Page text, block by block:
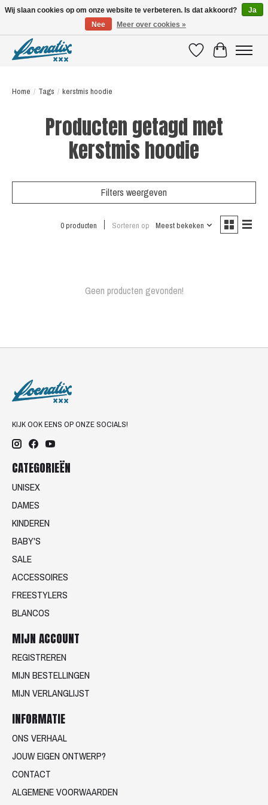
VerlanglijstWinkelwagen
Home / Tags / kerstmis hoodie
Producten getagd met
kerstmis hoodie
Filters weergeven
0 producten Sorteren op Meest bekeken
Geen producten gevonden!
KIJK OOK EENS OP ONZE SOCIALS!
CATEGORIEËN
UNISEX
DAMES
KINDEREN
BABY'S
SALE
ACCESSOIRES
FREESTYLERS
BLANCOS
MIJN ACCOUNT
REGISTREREN
MIJN BESTELLINGEN
MIJN VERLANGLIJST
INFORMATIE
ONS VERHAAL
JOUW EIGEN ONTWERP?
CONTACT
ALGEMENE VOORWAARDEN
Wij slaan cookies op om onze website te verbeteren. Is dat akkoord?
Ja
Nee
Meer over cookies »